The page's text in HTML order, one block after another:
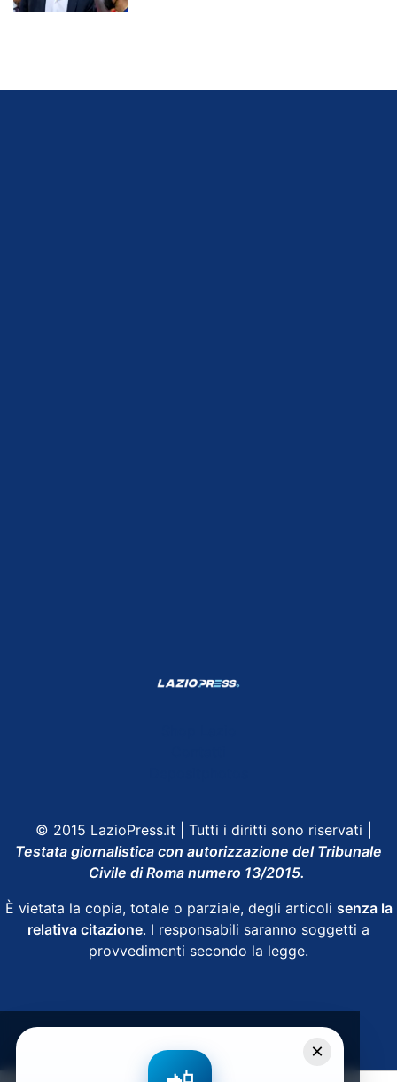
© 2015 LazioPress.it | Tutti i diritti sono riservati |
Testata giornalistica con autorizzazione del Tribunale
Civile di Roma numero 13/2015.
È vietata la copia, totale o parziale, degli articoli senza la
relativa citazione. I responsabili saranno soggetti a
provvedimenti secondo la legge.
×